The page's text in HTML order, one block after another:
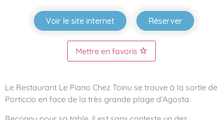
Voir le site internet Réserver
Mettre en favoris
Le Restaurant Le Piano Chez Toinu se trouve à la sortie de
Porticcio en face de la très grande plage d’Agosta.